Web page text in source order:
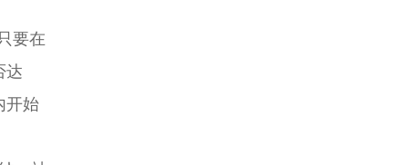
要在
达
开始